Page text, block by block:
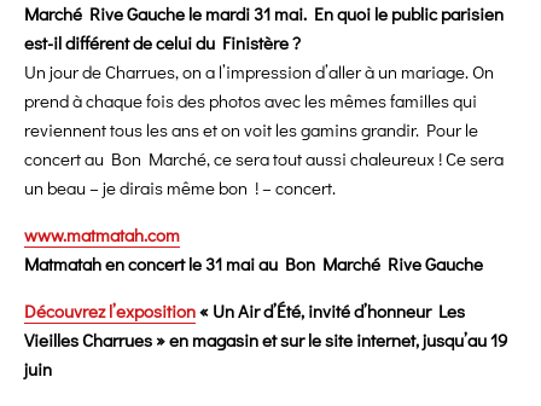
Marché Rive Gauche le mardi 31 mai. En quoi le public parisien
est-il différent de celui du Finistère ?
Un jour de Charrues, on a l’impression d’aller à un mariage. On
prend à chaque fois des photos avec les mêmes familles qui
reviennent tous les ans et on voit les gamins grandir. Pour le
concert au Bon Marché, ce sera tout aussi chaleureux ! Ce sera
un beau – je dirais même bon ! – concert.
www.matmatah.com
Matmatah en concert le 31 mai au Bon Marché Rive Gauche
Découvrez l’exposition« Un Air d’Été, invité d’honneur Les
Vieilles Charrues » en magasin et sur le site internet, jusqu’au 19
juin